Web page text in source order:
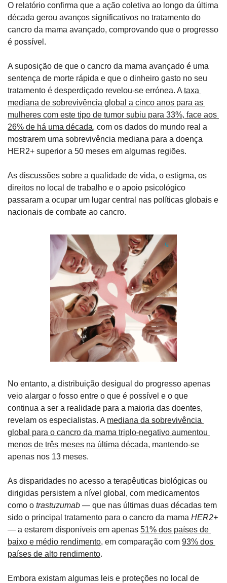
O relatório confirma que a ação coletiva ao longo da última
década gerou avanços significativos no tratamento do
cancro da mama avançado, comprovando que o progresso
é possível.
A suposição de que o cancro da mama avançado é uma
sentença de morte rápida e que o dinheiro gasto no seu
tratamento é desperdiçado revelou-se errónea. A taxa
mediana de sobrevivência global a cinco anos para as
mulheres com este tipo de tumor subiu para 33%, face aos
26% de há uma década, com os dados do mundo real a
mostrarem uma sobrevivência mediana para a doença
HER2+ superior a 50 meses em algumas regiões.
As discussões sobre a qualidade de vida, o estigma, os
direitos no local de trabalho e o apoio psicológico
passaram a ocupar um lugar central nas políticas globais e
nacionais de combate ao cancro.
No entanto, a distribuição desigual do progresso apenas
veio alargar o fosso entre o que é possível e o que
continua a ser a realidade para a maioria das doentes,
revelam os especialistas. A mediana da sobrevivência
global para o cancro da mama triplo-negativo aumentou
menos de três meses na última década, mantendo-se
apenas nos 13 meses.
As disparidades no acesso a terapêuticas biológicas ou
dirigidas persistem a nível global, com medicamentos
como o trastuzumab — que nas últimas duas décadas tem
sido o principal tratamento para o cancro da mama HER2+
— a estarem disponíveis em apenas 51% dos países de
baixo e médio rendimento, em comparação com 93% dos
países de alto rendimento.
Embora existam algumas leis e proteções no local de